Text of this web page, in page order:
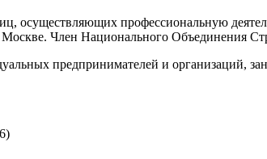
осуществляющих профессиональную
Москве. Член Национального Объединения
предпринимателей и организаций,